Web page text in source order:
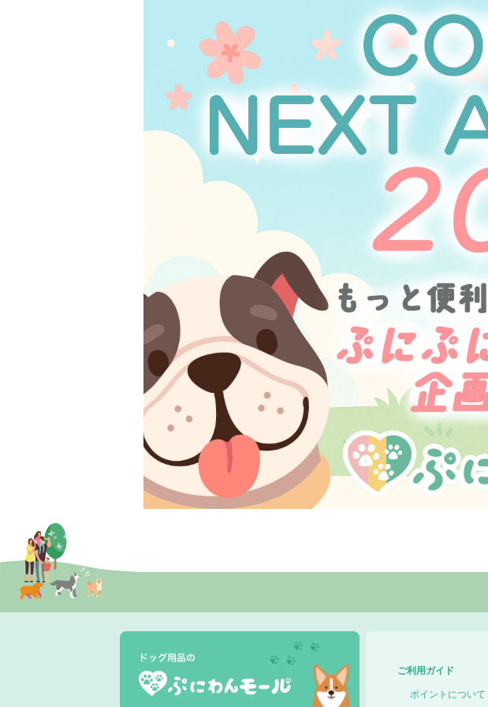
ご利用ガイド
ポイントについて